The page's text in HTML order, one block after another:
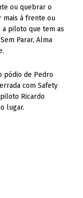
ou quebrar o
mais à frente ou
a piloto que tem as
Parar, Alma
pódio de Pedro
com Safety
Ricardo
lugar.